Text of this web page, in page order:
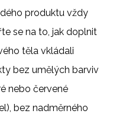
produktu vždy
se na to, jak doplnit
těla vkládali
bez umělých barviv
nebo červené
bez nadměrného